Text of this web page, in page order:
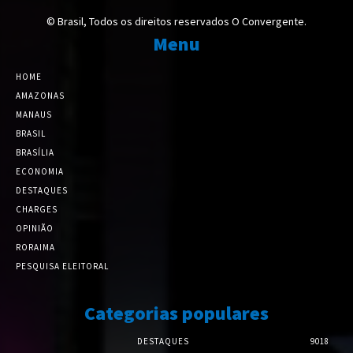
© Brasil, Todos os direitos reservados O Convergente.
Menu
HOME
AMAZONAS
MANAUS
BRASIL
BRASÍLIA
ECONOMIA
DESTAQUES
CHARGES
OPINIÃO
RORAIMA
PESQUISA ELEITORAL
Categorias populares
DESTAQUES 9018